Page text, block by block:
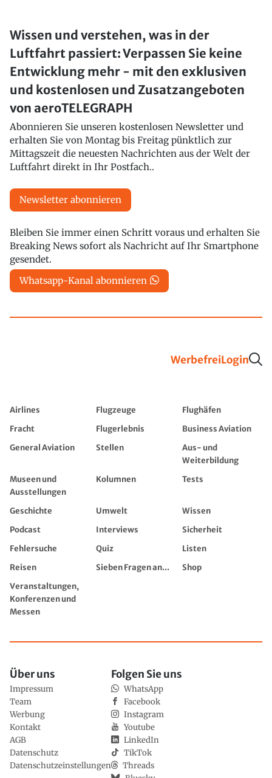
Wissen und verstehen, was in der
Luftfahrt passiert: Verpassen Sie keine
Entwicklung mehr - mit den exklusiven
und kostenlosen und Zusatzangeboten
von aeroTELEGRAPH
Abonnieren Sie unseren kostenlosen Newsletter und
erhalten Sie von Montag bis Freitag pünktlich zur
Mittagszeit die neuesten Nachrichten aus der Welt der
Luftfahrt direkt in Ihr Postfach..
Newsletter abonnieren
Bleiben Sie immer einen Schritt voraus und erhalten Sie
Breaking News sofort als Nachricht auf Ihr Smartphone
gesendet.
Whatsapp-Kanal abonnieren
WerbefreiLogin
Airlines Flugzeuge
Flughäfen
Fracht
Flugerlebnis
Business Aviation
General Aviation
Stellen
Aus- und
Weiterbildung
Museen und
Ausstellungen
Kolumnen Tests
Geschichte Umwelt
Wissen
Podcast
Interviews
Sicherheit
Fehlersuche
Quiz
Listen
Reisen
Sieben Fragen an...
Shop
Veranstaltungen,
Konferenzen und
Messen
Über uns
Impressum
Team
Werbung
Kontakt
AGB
Datenschutz
Datenschutzeinstellungen
Folgen Sie uns
WhatsApp
Facebook
Instagram
Youtube
LinkedIn
TikTok
Threads